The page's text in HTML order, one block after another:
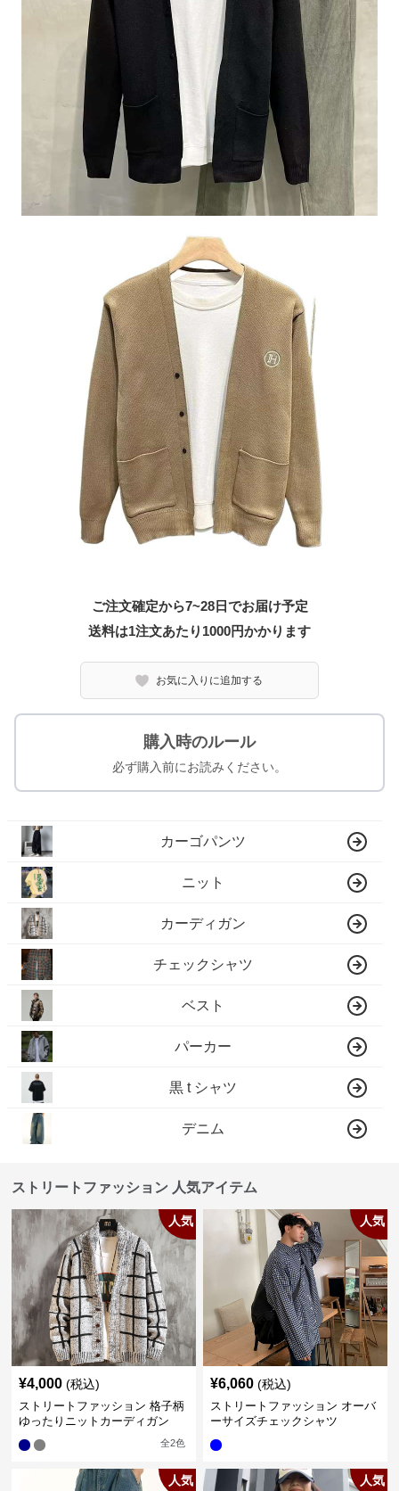
ご注文確定から7~28日でお届け予定
送料は1注文あたり 1000円かかります
お気に入りに追加する
購入時のルール
必ず購入前にお読みください。
カーゴパンツ
ニット
カーディガン
チェックシャツ
ベスト
パーカー
黒 t シャツ
デニム
ストリートファッション 人気アイテム
人気
¥4,000 (税込)
ストリートファッション 格子柄
ゆったりニットカーディガン
全2色
人気
¥6,060 (税込)
ストリートファッション オーバ
ーサイズチェックシャツ
人気 人気